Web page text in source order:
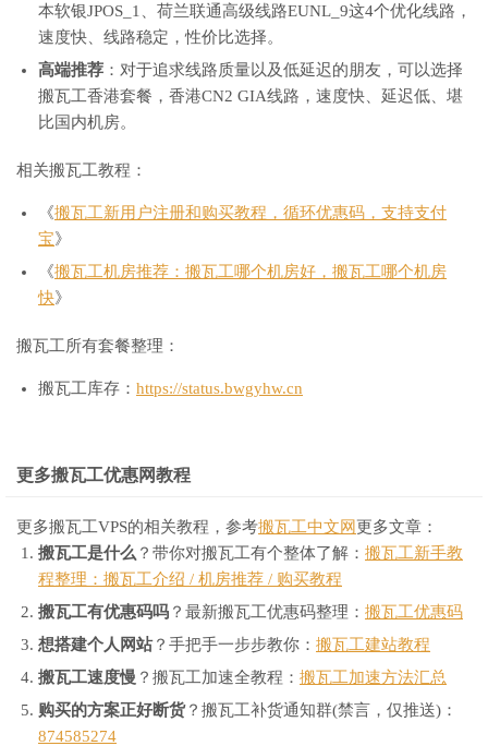
本软银JPOS_1、荷兰联通高级线路EUNL_9这4个优化线路，
速度快、线路稳定，性价比选择。
高端推荐 ：对于追求线路质量以及低延迟的朋友，可以选择
搬瓦工香港套餐，香港CN2 GIA线路，速度快、延迟低、堪
比国内机房。
相关搬瓦工教程：
《搬瓦工新用户注册和购买教程，循环优惠码，支持支付
宝》
《搬瓦工机房推荐：搬瓦工哪个机房好，搬瓦工哪个机房
快》
搬瓦工所有套餐整理：
搬瓦工库存： https://status.bwgyhw.cn
更多搬瓦工优惠网教程
更多搬瓦工VPS的相关教程，参考搬瓦工中文网 更多文章：
搬瓦工是什么 ？带你对搬瓦工有个整体了解： 搬瓦工新手教
程整理：搬瓦工介绍 / 机房推荐 / 购买教程
搬瓦工有优惠码吗 ？最新搬瓦工优惠码整理： 搬瓦工优惠码
想搭建个人网站？手把手一步步教你： 搬瓦工建站教程
搬瓦工速度慢 ？搬瓦工加速全教程： 搬瓦工加速方法汇总
购买的方案正好断货？搬瓦工补货通知群(禁言，仅推送)：
874585274